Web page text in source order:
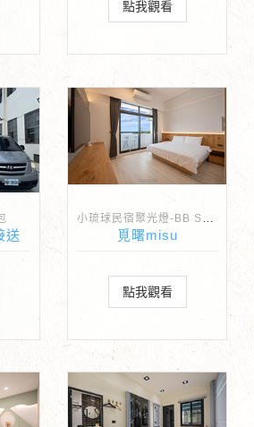
點我觀看
送 覓曙misu
點我觀看